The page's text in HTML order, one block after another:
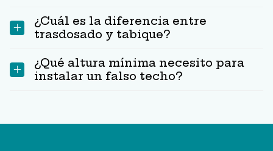
¿Cuál es la diferencia entre
trasdosado y tabique?
¿Qué altura mínima necesito para
instalar un falso techo?